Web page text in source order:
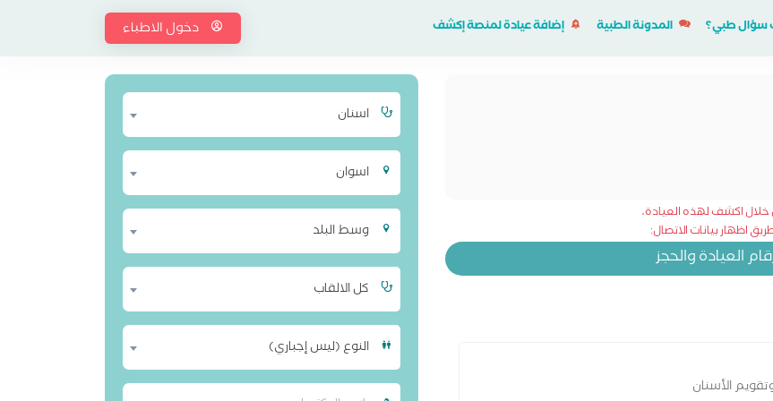
سؤال طبي؟ المدونة الطبية إضافة عيادة لمنصة إكشف دخول الاطباء
خلال اكشف لهذه العيادة،
اظهار بيانات الاتصال:
العيادة والحجز
الأسنان
اسنان
اسوان
وسط البلد
كل الالقاب
النوع (ليس إجباري)